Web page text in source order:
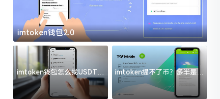
imtoken钱包2.0
imtoken钱包怎么找USDT地
址？三步搞定不踩坑
imtoken提不了币？多半是这
几件事没处理好